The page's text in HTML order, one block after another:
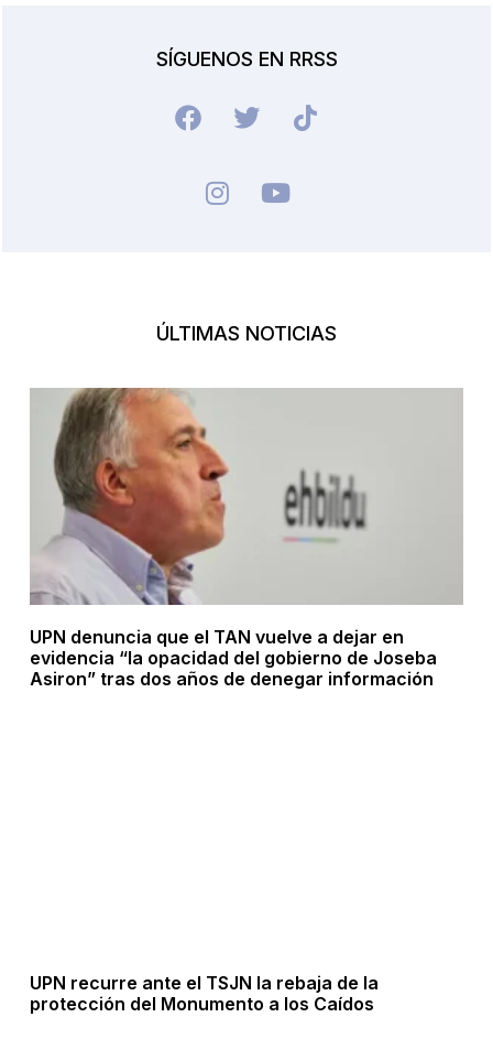
SÍGUENOS EN RRSS
ÚLTIMAS NOTICIAS
UPN denuncia que el TAN vuelve a dejar en
evidencia “la opacidad del gobierno de Joseba
Asiron” tras dos años de denegar información
UPN recurre ante el TSJN la rebaja de la
protección del Monumento a los Caídos